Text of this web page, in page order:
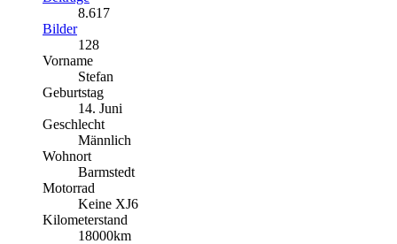
8.617
Bilder
128
Vorname
Stefan
Geburtstag
14. Juni
Geschlecht
Männlich
Wohnort
Barmstedt
Motorrad
Keine XJ6
Kilometerstand
18000km